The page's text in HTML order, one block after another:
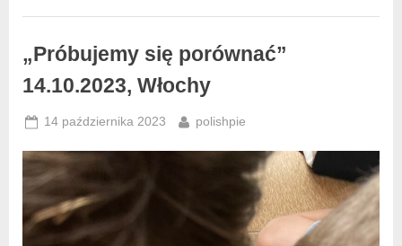
spotkania
,
Włochy
„Próbujemy się porównać”
14.10.2023, Włochy
14 października 2023 polishpie